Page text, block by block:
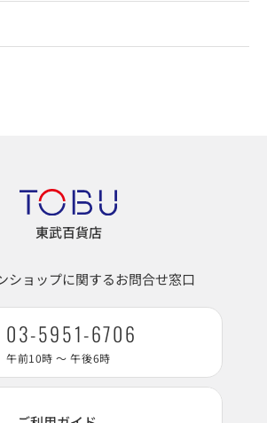
東武百貨店
ショップに関するお問合せ窓口
03-5951-6706
午前10時 ～ 午後6時